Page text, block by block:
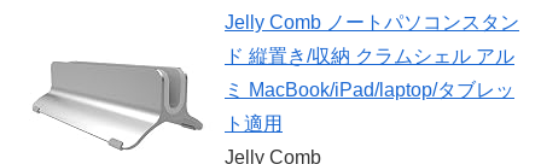
Jelly Comb ノートパソコンスタン
ド 縦置き/収納 クラムシェル アル
ミ MacBook/iPad/laptop/タブレッ
ト適用
Jelly Comb